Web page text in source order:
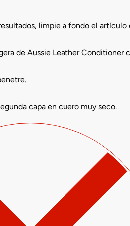
limpie a fondo el artículo
de Aussie Leather Conditioner
capa en cuero muy seco.